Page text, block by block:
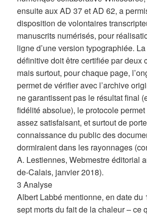
ensuite aux AD 37 et AD 62, a
disposition de volontaires
manuscrits numérisés, pour
ligne d’une version typographiée.
définitive doit être certifiée par deux
mais surtout, pour chaque page,
permet de vérifier avec l’archive
ne garantissent pas le résultat final
fidélité absolue), le protocole
assez satisfaisant, et surtout de
connaissance du public des
dormiraient dans les rayonnages
A. Lestiennes, Webmestre éditorial
de-Calais, janvier 2018).
3 Analyse
Albert Labbé mentionne, en date du
sept morts du fait de la chaleur – ce